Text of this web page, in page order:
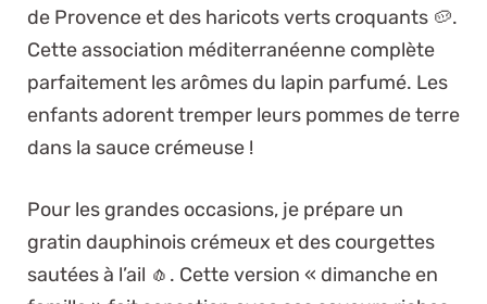
de Provence et des haricots verts croquants 🥔.
Cette association méditerranéenne complète
parfaitement les arômes du lapin parfumé. Les
enfants adorent tremper leurs pommes de terre
dans la sauce crémeuse !
Pour les grandes occasions, je prépare un
gratin dauphinois crémeux et des courgettes
sautées à l’ail 🧄. Cette version « dimanche en